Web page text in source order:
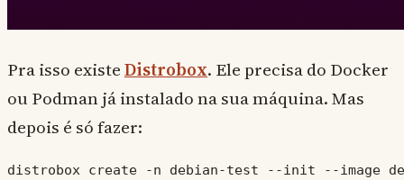
Pra isso existeDistrobox. Ele precisa do Docker
ou Podman já instalado na sua máquina. Mas
depois é só fazer:
distrobox create -n debian-test --init --image